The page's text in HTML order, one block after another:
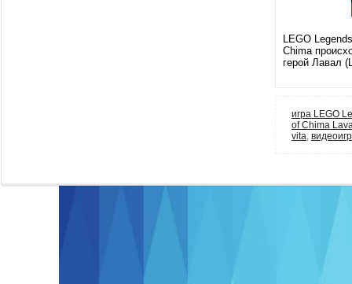
LEGO
Chima
герой Лавал
игра LEGO
of Chima
vita,